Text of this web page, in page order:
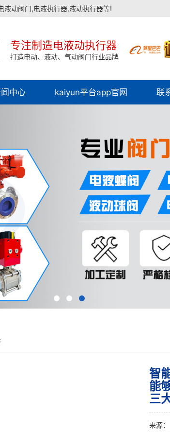
液动阀门,电液执行器,液动执行器等!
专注制造电液动执行器
打造电动、液动、气动阀门行业品牌
中心 kaiyun平台app官网 联
智
能
三
来源：